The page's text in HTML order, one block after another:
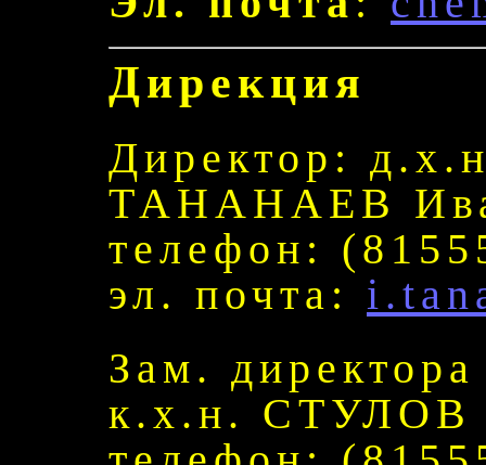
Дирекция
Директор:
ТАНАНАЕВ
телефон:
эл. почта:
Зам.
к.х.н. СТУЛОВ